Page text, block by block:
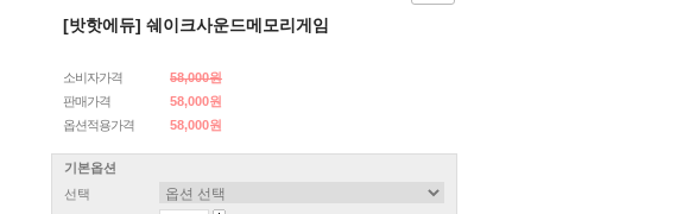
[밧핫에듀] 쉐이크사운드메모리게임
소비자가격
58,000원
판매가격
58,000원
옵션적용가격
58,000원
기본옵션
선택